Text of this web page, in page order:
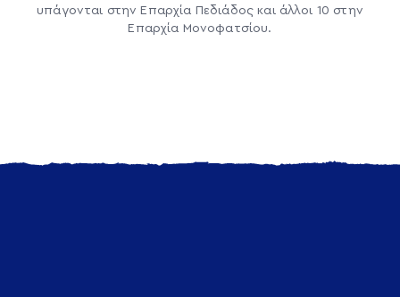
υπάγονται στην Επαρχία Πεδιάδος και άλλοι 10 στην
Επαρχία Μονοφατσίου.